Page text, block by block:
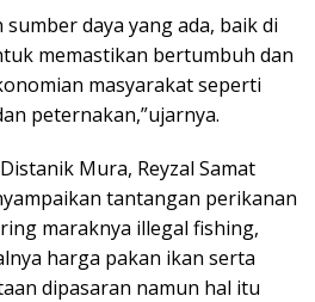
daya yang ada, baik di
memastikan bertumbuh dan
masyarakat seperti
peternakan,”ujarnya.
Mura, Reyzal Samat
tantangan perikanan
maraknya illegal fishing,
harga pakan ikan serta
dipasaran namun hal itu